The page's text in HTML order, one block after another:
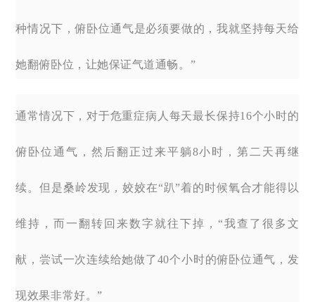
种情况下，俯卧位通气是必须要做的，我就坚持每天给
她翻俯卧位，让她保证气道通畅。”
通常情况下，对于危重症病人每天最长保持16个小时的
俯卧位通气，然后翻正过来平躺8小时，第二天再继
续。但是桑岭发现，姣姣在“趴”着的时候氧合才能得以
维持，而一翻转回来数字就往下掉，“我查了很多文
献，尝试一次连续给她做了40个小时的俯卧位通气，发
现效果非常好。”